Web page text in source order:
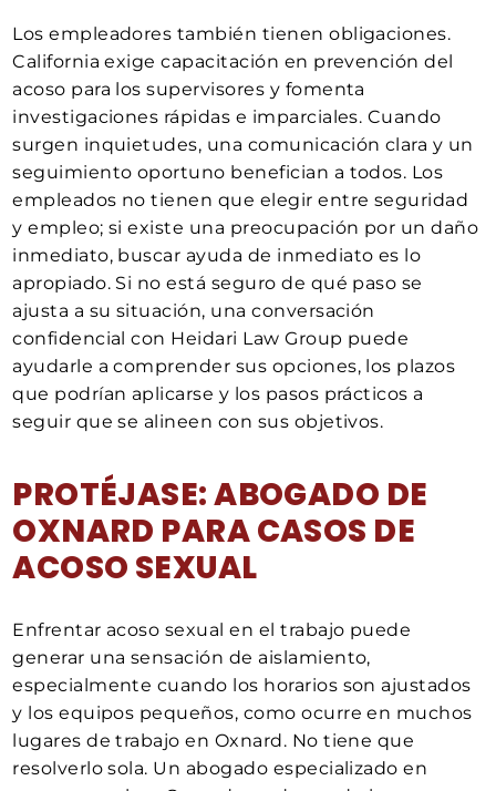
Los empleadores también tienen obligaciones.
California exige capacitación en prevención del
acoso para los supervisores y fomenta
investigaciones rápidas e imparciales. Cuando
surgen inquietudes, una comunicación clara y un
seguimiento oportuno benefician a todos. Los
empleados no tienen que elegir entre seguridad
y empleo; si existe una preocupación por un daño
inmediato, buscar ayuda de inmediato es lo
apropiado. Si no está seguro de qué paso se
ajusta a su situación, una conversación
confidencial con Heidari Law Group puede
ayudarle a comprender sus opciones, los plazos
que podrían aplicarse y los pasos prácticos a
seguir que se alineen con sus objetivos.
PROTÉJASE: ABOGADO DE
OXNARD PARA CASOS DE
ACOSO SEXUAL
Enfrentar acoso sexual en el trabajo puede
generar una sensación de aislamiento,
especialmente cuando los horarios son ajustados
y los equipos pequeños, como ocurre en muchos
lugares de trabajo en Oxnard. No tiene que
resolverlo sola. Un abogado especializado en